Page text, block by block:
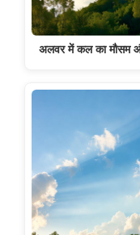
अलवर में कल का मौसम